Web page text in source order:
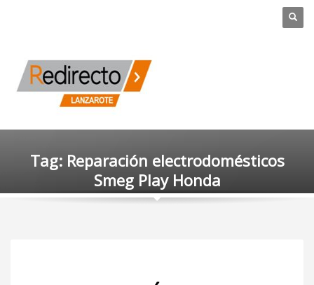
Tag: Reparación electrodomésticos
Smeg Play Honda